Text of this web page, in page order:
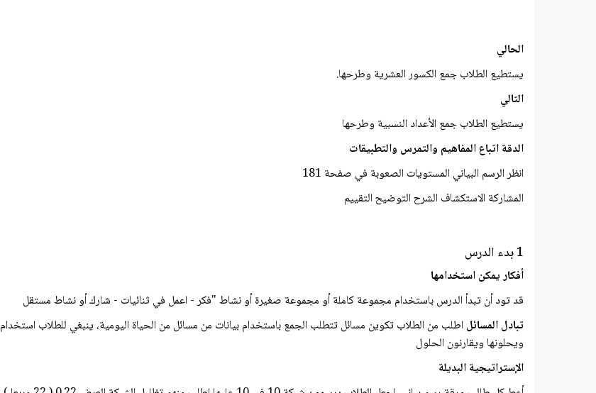
الحالي
يستطيع الطلاب جمع الكسور العشرية وطرحها.
التالي
يستطيع الطلاب جمع الأعداد النسبية وطرحها
الدقة اتباع المفاهيم والتمرس والتطبيقات
انظر الرسم البياني المستويات الصعوبة في صفحة 181
المشاركة الاستكشاف الشرح التوضيح التقييم
1 بدء الدرس
أفكار يمكن استخدامها
قد تود أن تبدأ الدرس باستخدام مجموعة كاملة أو مجموعة صغيرة أو نشاط "فكر - اعمل في ثنائيات - شارك أو نشاط مستقل
تبادل المسائل اطلب من الطلاب تكوين مسائل تتطلب الجمع باستخدام بيانات من مسائل من الحياة اليومية، ينبغي للطلاب استخدام
ويحلونها ويقارنون الحلول
الإستراتيجية البديلة